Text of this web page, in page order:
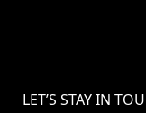
LET’S STAY IN